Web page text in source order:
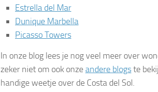
Estrella del Mar
Dunique Marbella
Picasso Towers
In onze blog lees je nog veel meer over
zeker niet om ook onzeandere blogste
handige weetje over de Costa del Sol.